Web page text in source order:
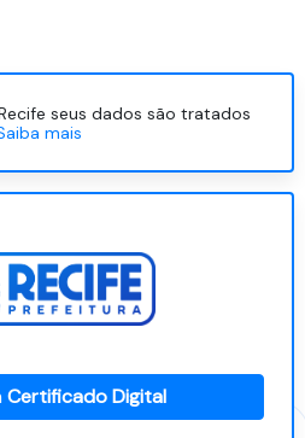
seus dados são tratados
mais
Certificado Digital